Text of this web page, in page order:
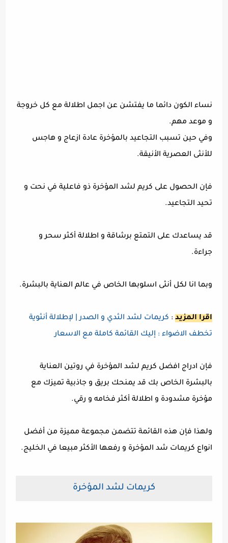
نساء الكون دائما ما يفتشن عن اجمل اطلالة مع كل خروجة
و موعد مهم.
وفي حين تسبب التجاعيد بالمؤخرة عادة ازعاج و هاجس
للأنثى العصرية الأنيقة.
فإن الحصول على كريم لشد المؤخرة ذو فاعلية في نحت و
تحيد التجاعيد.
قد يساعدك على التمتع برشاقة و اطلالة أكثر سحر و
جراءة.
وبما انا لكل أنثى اسلوبها الخاص في عالم العناية بالبشرة.
اقرا المزيد : كريمات لشد الثدي و الصدر | لإطلالة أنثوية
تخطف الاضواء : إليك القائمة كاملة مع الاسعار
فإن ادراج افضل كريم لشد المؤخرة في روتين العناية
بالبشرة الخاص بك قد يمنحك بريق و جاذبية تميزك مع
مؤخرة مشدودة و اطلالة أكثر فخامه و رقي.
ولهذا فإن هذه القائمة تتضمن مجموعة مميزة من أفضل
انواع كريمات شد المؤخرة و رفعها الأكثر مبيعا في الخليج.
كريمات لشد المؤخرة